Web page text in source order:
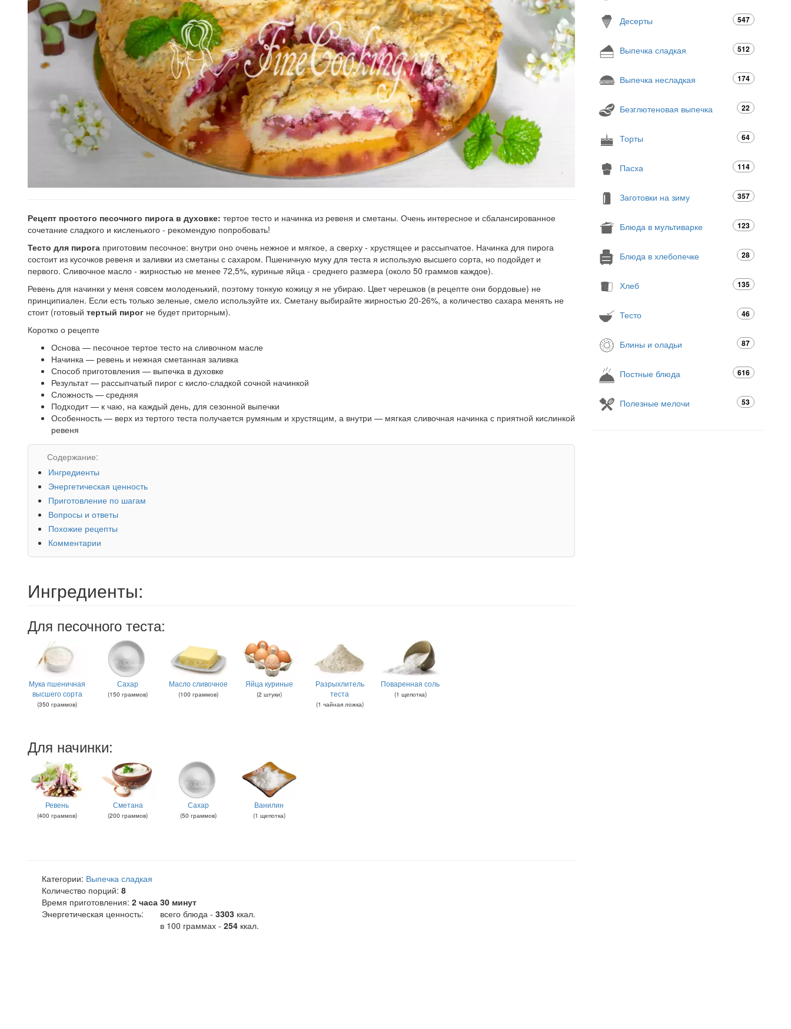
Рецепт простого песочного пирога в духовке: тертое тесто и начинка из ревеня и сметаны. Очень интересное и сбалансированное
сочетание сладкого и кисленького - рекомендую попробовать!
Тесто для пирога приготовим песочное: внутри оно очень нежное и мягкое, а сверху - хрустящее и рассыпчатое. Начинка для пирога
состоит из кусочков ревеня и заливки из сметаны с сахаром. Пшеничную муку для теста я использую высшего сорта, но подойдет и
первого. Сливочное масло - жирностью не менее 72,5%, куриные яйца - среднего размера (около 50 граммов каждое).
Ревень для начинки у меня совсем молоденький, поэтому тонкую кожицу я не убираю. Цвет черешков (в рецепте они бордовые) не
принципиален. Если есть только зеленые, смело используйте их. Сметану выбирайте жирностью 20-26%, а количество сахара менять не
стоит (готовый тертый пирог не будет приторным).
Коротко о рецепте
Основа — песочное тертое тесто на сливочном масле
Начинка — ревень и нежная сметанная заливка
Способ приготовления — выпечка в духовке
Результат — рассыпчатый пирог с кисло-сладкой сочной начинкой
Сложность — средняя
Подходит — к чаю, на каждый день, для сезонной выпечки
Особенность — верх из тертого теста получается румяным и хрустящим, а внутри — мягкая сливочная начинка с приятной кислинкой
ревеня
Содержание:
Ингредиенты
Энергетическая ценность
Приготовление по шагам
Вопросы и ответы
Похожие рецепты
Комментарии
Ингредиенты:
Для песочного теста:
Мука пшеничная
высшего сорта
(350 граммов)
Сахар
(150 граммов)
Масло сливочное
(100 граммов)
Яйца куриные
(2 штуки)
Разрыхлитель
теста
(1 чайная ложка)
Поваренная соль
(1 щепотка)
Для начинки:
Ревень
(400 граммов)
Сметана
(200 граммов)
Сахар
(50 граммов)
Ванилин
(1 щепотка)
Категории: Выпечка сладкая
Количество порций: 8
Время приготовления: 2 часа 30 минут
Энергетическая ценность:
всего блюда - 3303 ккал.
в 100 граммах - 254 ккал.
Десерты 547
Выпечка сладкая 512
Выпечка несладкая 174
Безглютеновая выпечка 22
Торты 64
Пасха 114
Заготовки на зиму 357
Блюда в мультиварке 123
Блюда в хлебопечке 28
Хлеб 135
Тесто 46
Блины и оладьи 87
Постные блюда 616
Полезные мелочи 53